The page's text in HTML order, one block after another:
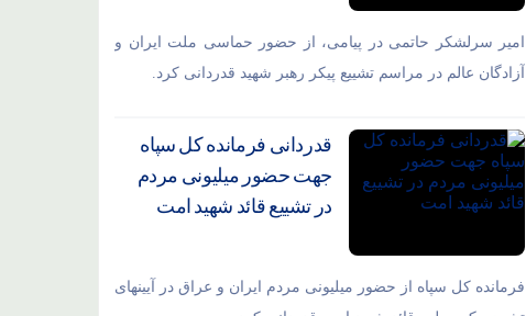
امیر سرلشکر حاتمی در پیامی، از حضور حماسی ملت ایران و
آزادگان عالم در مراسم تشییع پیکر رهبر شهید قدردانی کرد.
قدردانی فرمانده کل سپاه
جهت حضور میلیونی مردم
در تشییع قائد شهید امت
فرمانده کل سپاه از حضور میلیونی مردم ایران و عراق در آیینهای